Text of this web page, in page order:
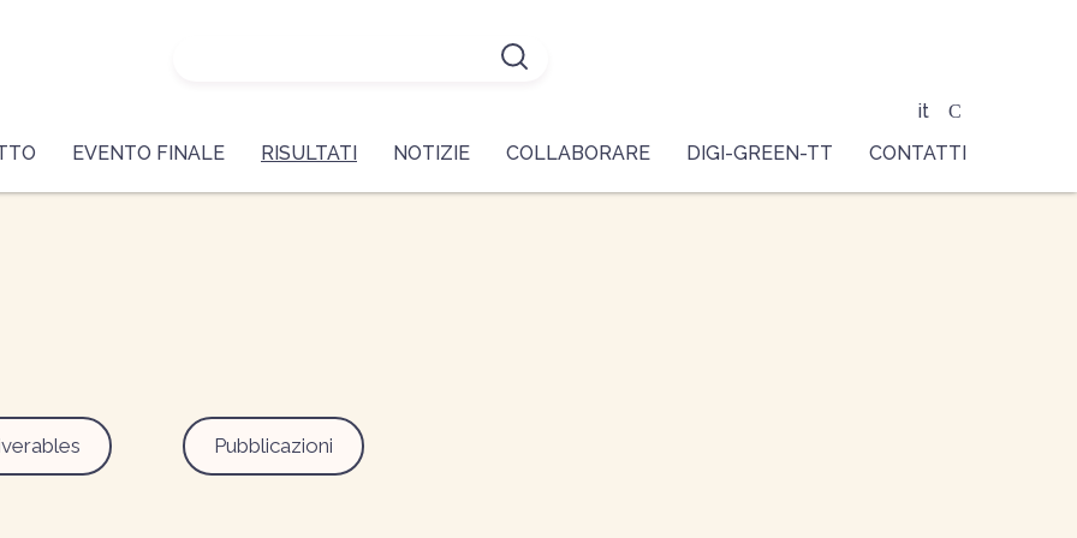
it
EVENTO FINALE RISULTATI NOTIZIE COLLABORARE DIGI-GREEN-TT CONTATTI
Pubblicazioni